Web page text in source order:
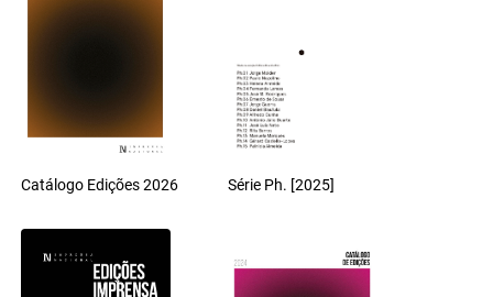
Catálogo Edições 2026 Série Ph. [2025]